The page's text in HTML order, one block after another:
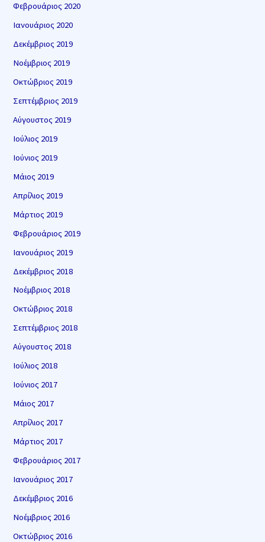
Φεβρουάριος 2020
Ιανουάριος 2020
Δεκέμβριος 2019
Νοέμβριος 2019
Οκτώβριος 2019
Σεπτέμβριος 2019
Αύγουστος 2019
Ιούλιος 2019
Ιούνιος 2019
Μάιος 2019
Απρίλιος 2019
Μάρτιος 2019
Φεβρουάριος 2019
Ιανουάριος 2019
Δεκέμβριος 2018
Νοέμβριος 2018
Οκτώβριος 2018
Σεπτέμβριος 2018
Αύγουστος 2018
Ιούλιος 2018
Ιούνιος 2017
Μάιος 2017
Απρίλιος 2017
Μάρτιος 2017
Φεβρουάριος 2017
Ιανουάριος 2017
Δεκέμβριος 2016
Νοέμβριος 2016
Οκτώβριος 2016